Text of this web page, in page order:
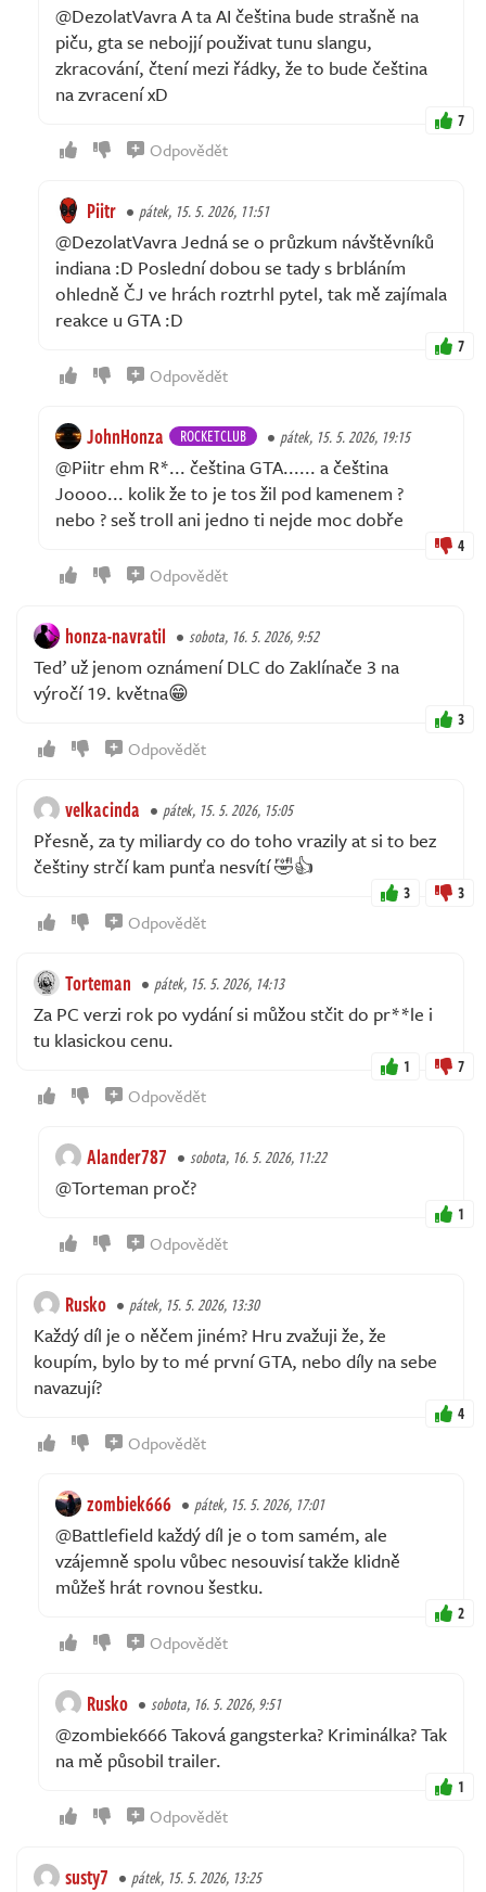
@DezolatVavra A ta AI čeština bude strašně na
piču, gta se nebojjí použivat tunu slangu,
zkracování, čtení mezi řádky, že to bude čeština
na zvracení xD
7
Odpovědět
Piitr pátek, 15. 5. 2026, 11:51
@DezolatVavra Jedná se o průzkum návštěvníků
indiana :D Poslední dobou se tady s brbláním
ohledně ČJ ve hrách roztrhl pytel, tak mě zajímala
reakce u GTA :D
7
Odpovědět
JohnHonza ROCKETCLUB pátek, 15. 5. 2026, 19:15
@Piitr ehm R*... čeština GTA...... a čeština
Joooo... kolik že to je tos žil pod kamenem ?
nebo ? seš troll ani jedno ti nejde moc dobře
4
Odpovědět
honza-navratil sobota, 16. 5. 2026, 9:52
Teď už jenom oznámení DLC do Zaklínače 3 na
výročí 19. května😁
3
Odpovědět
velkacinda pátek, 15. 5. 2026, 15:05
Přesně, za ty miliardy co do toho vrazily at si to bez
češtiny strčí kam punťa nesvítí 🤣👍
3 3
Odpovědět
Torteman pátek, 15. 5. 2026, 14:13
Za PC verzi rok po vydání si můžou stčit do pr**le i
tu klasickou cenu.
1 7
Odpovědět
Alander787 sobota, 16. 5. 2026, 11:22
@Torteman proč?
1
Odpovědět
Rusko pátek, 15. 5. 2026, 13:30
Každý díl je o něčem jiném? Hru zvažuji že, že
koupím, bylo by to mé první GTA, nebo díly na sebe
navazují?
4
Odpovědět
zombiek666 pátek, 15. 5. 2026, 17:01
@Battlefield každý díl je o tom samém, ale
vzájemně spolu vůbec nesouvisí takže klidně
můžeš hrát rovnou šestku.
2
Odpovědět
Rusko sobota, 16. 5. 2026, 9:51
@zombiek666 Taková gangsterka? Kriminálka? Tak
na mě působil trailer.
1
Odpovědět
susty7 pátek, 15. 5. 2026, 13:25